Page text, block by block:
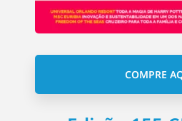
COMPRE